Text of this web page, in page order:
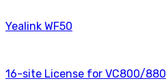
Yealink WF50
16-site License for VC800/880